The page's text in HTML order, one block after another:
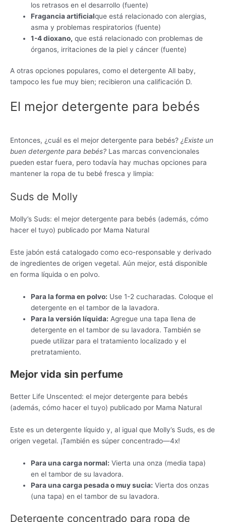
los retrasos en el desarrollo (fuente)
Fragancia artificialque está relacionado con alergias,
asma y problemas respiratorios (fuente)
1-4 dioxano, que está relacionado con problemas de
órganos, irritaciones de la piel y cáncer (fuente)
A otras opciones populares, como el detergente All baby,
tampoco les fue muy bien; recibieron una calificación D.
El mejor detergente para bebés
Entonces, ¿cuál es el mejor detergente para bebés? ¿Existe un
buen detergente para bebés? Las marcas convencionales
pueden estar fuera, pero todavía hay muchas opciones para
mantener la ropa de tu bebé fresca y limpia:
Suds de Molly
Molly’s Suds: el mejor detergente para bebés (además, cómo
hacer el tuyo) publicado por Mama Natural
Este jabón está catalogado como eco-responsable y derivado
de ingredientes de origen vegetal. Aún mejor, está disponible
en forma líquida o en polvo.
Para la forma en polvo: Use 1-2 cucharadas. Coloque el
detergente en el tambor de la lavadora.
Para la versión líquida: Agregue una tapa llena de
detergente en el tambor de su lavadora. También se
puede utilizar para el tratamiento localizado y el
pretratamiento.
Mejor vida sin perfume
Better Life Unscented: el mejor detergente para bebés
(además, cómo hacer el tuyo) publicado por Mama Natural
Este es un detergente líquido y, al igual que Molly’s Suds, es de
origen vegetal. ¡También es súper concentrado—4x!
Para una carga normal: Vierta una onza (media tapa)
en el tambor de su lavadora.
Para una carga pesada o muy sucia: Vierta dos onzas
(una tapa) en el tambor de su lavadora.
Detergente concentrado para ropa de